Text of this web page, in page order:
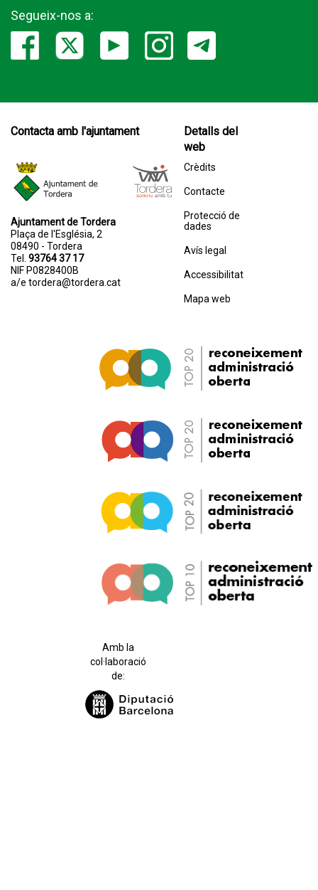
Segueix-nos a:
Contacta amb l'ajuntament
Ajuntament de Tordera
Plaça de l'Església, 2
08490 - Tordera
Tel. 93764 37 17
NIF P0828400B
a/e tordera@tordera.cat
Detalls del
web
Crèdits
Contacte
Protecció de
dades
Avís legal
Accessibilitat
Mapa web
Amb la
col·laboració
de: